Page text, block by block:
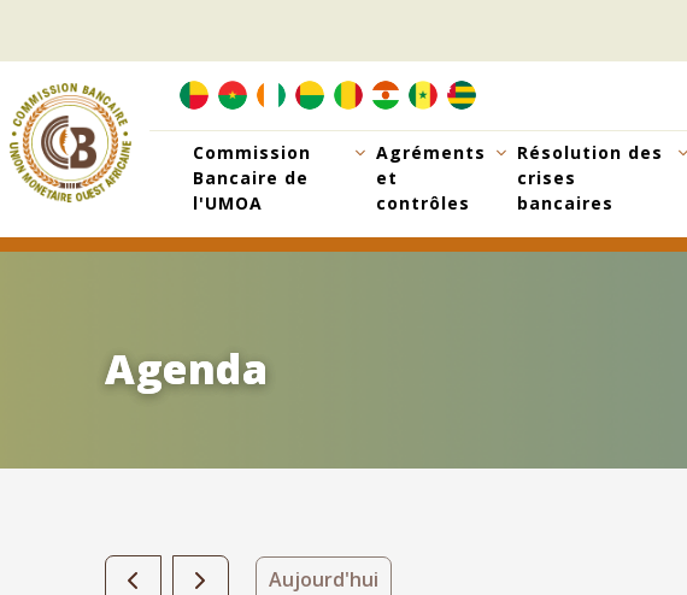
principal
Commission
Bancaire de
l'UMOA
Agréments
et
contrôles
Résolution des
crises
bancaires
Agenda
Agenda
Aujourd'hui